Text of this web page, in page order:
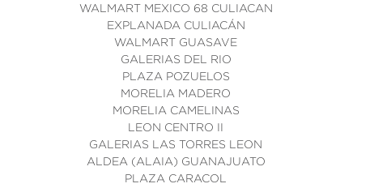
WALMART MEXICO 68 CULIACAN
EXPLANADA CULIACÁN
WALMART GUASAVE
GALERIAS DEL RIO
PLAZA POZUELOS
MORELIA MADERO
MORELIA CAMELINAS
LEON CENTRO II
GALERIAS LAS TORRES LEON
ALDEA (ALAIA) GUANAJUATO
PLAZA CARACOL